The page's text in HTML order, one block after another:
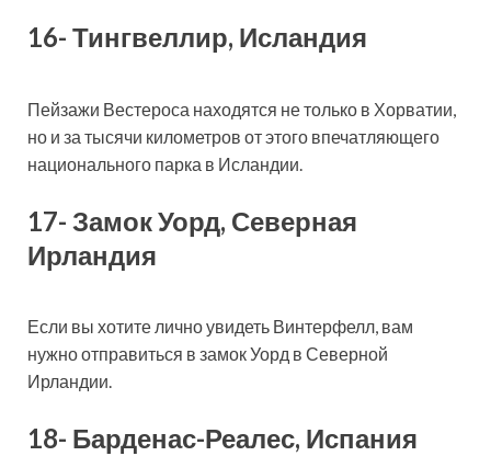
16- Тингвеллир, Исландия
Пейзажи Вестероса находятся не только в Хорватии,
но и за тысячи километров от этого впечатляющего
национального парка в Исландии.
17- Замок Уорд, Северная
Ирландия
Если вы хотите лично увидеть Винтерфелл, вам
нужно отправиться в замок Уорд в Северной
Ирландии.
18- Барденас-Реалес, Испания